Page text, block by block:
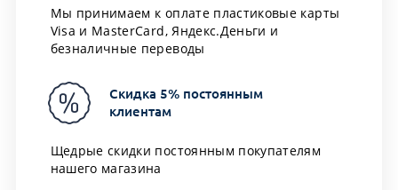
Мы принимаем к оплате пластиковые карты
Visa и MasterCard, Яндекс.Деньги и
безналичные переводы
Скидка 5% постоянным
клиентам
Щедрые скидки постоянным покупателям
нашего магазина